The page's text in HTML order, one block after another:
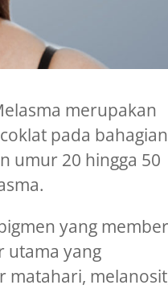
merupakan
pada bahagian
umur 20 hingga 50
yang
utama yang
matahari,